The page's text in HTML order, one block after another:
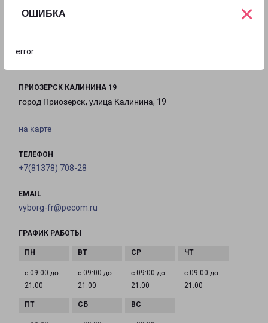
ОШИБКА
error
×
ПРИОЗЕРСК КАЛИНИНА 19
город Приозерск, улица Калинина, 19
на карте
ТЕЛЕФОН
+7(81378) 708-28
EMAIL
vyborg-fr@pecom.ru
ГРАФИК РАБОТЫ
с 09:00 до
21:00
с 09:00 до
21:00
с 09:00 до
21:00
с 09:00 до
21:00